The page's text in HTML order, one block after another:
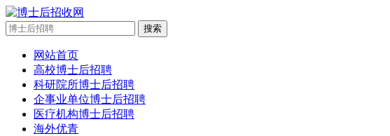
搜索
网站首页
高校博士后招聘
科研院所博士后招聘
企事业单位博士后招聘
医疗机构博士后招聘
海外优青